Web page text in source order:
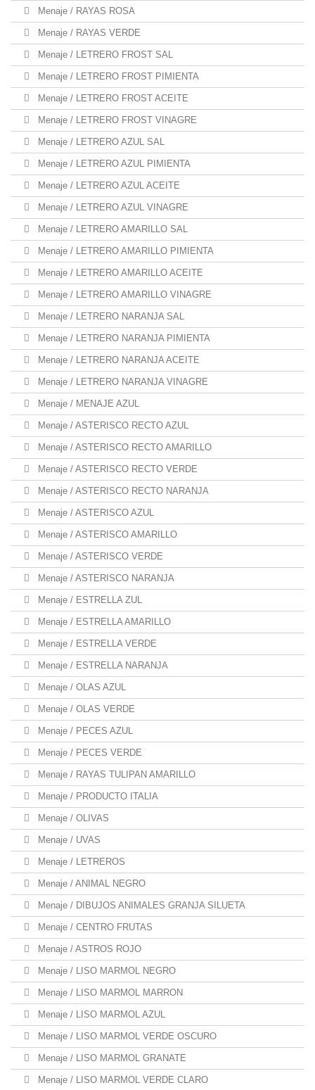
Menaje / RAYAS ROSA
Menaje / RAYAS VERDE
Menaje / LETRERO FROST SAL
Menaje / LETRERO FROST PIMIENTA
Menaje / LETRERO FROST ACEITE
Menaje / LETRERO FROST VINAGRE
Menaje / LETRERO AZUL SAL
Menaje / LETRERO AZUL PIMIENTA
Menaje / LETRERO AZUL ACEITE
Menaje / LETRERO AZUL VINAGRE
Menaje / LETRERO AMARILLO SAL
Menaje / LETRERO AMARILLO PIMIENTA
Menaje / LETRERO AMARILLO ACEITE
Menaje / LETRERO AMARILLO VINAGRE
Menaje / LETRERO NARANJA SAL
Menaje / LETRERO NARANJA PIMIENTA
Menaje / LETRERO NARANJA ACEITE
Menaje / LETRERO NARANJA VINAGRE
Menaje / MENAJE AZUL
Menaje / ASTERISCO RECTO AZUL
Menaje / ASTERISCO RECTO AMARILLO
Menaje / ASTERISCO RECTO VERDE
Menaje / ASTERISCO RECTO NARANJA
Menaje / ASTERISCO AZUL
Menaje / ASTERISCO AMARILLO
Menaje / ASTERISCO VERDE
Menaje / ASTERISCO NARANJA
Menaje / ESTRELLA ZUL
Menaje / ESTRELLA AMARILLO
Menaje / ESTRELLA VERDE
Menaje / ESTRELLA NARANJA
Menaje / OLAS AZUL
Menaje / OLAS VERDE
Menaje / PECES AZUL
Menaje / PECES VERDE
Menaje / RAYAS TULIPAN AMARILLO
Menaje / PRODUCTO ITALIA
Menaje / OLIVAS
Menaje / UVAS
Menaje / LETREROS
Menaje / ANIMAL NEGRO
Menaje / DIBUJOS ANIMALES GRANJA SILUETA
Menaje / CENTRO FRUTAS
Menaje / ASTROS ROJO
Menaje / LISO MARMOL NEGRO
Menaje / LISO MARMOL MARRON
Menaje / LISO MARMOL AZUL
Menaje / LISO MARMOL VERDE OSCURO
Menaje / LISO MARMOL GRANATE
Menaje / LISO MARMOL VERDE CLARO